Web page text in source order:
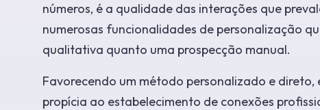
números, é a qualidade das interações que
numerosas funcionalidades de personalização
qualitativa quanto uma prospecção manual.
Favorecendo um método personalizado e
propícia ao estabelecimento de conexões